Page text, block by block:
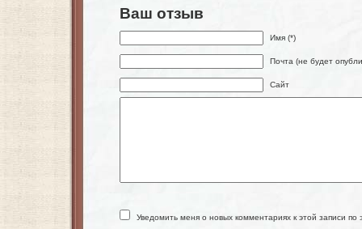
Ваш отзыв
Имя (*)
Почта (не будет
Сайт
Уведомить меня о новых комментариях к этой записи по